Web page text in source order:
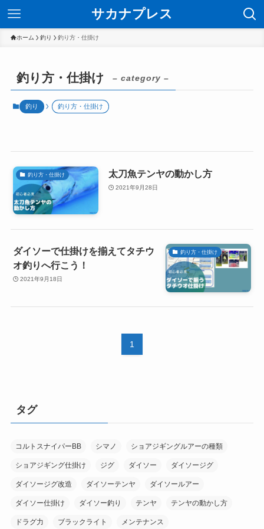
サカナプレス
ホーム 釣り 釣り方・仕掛け
釣り方・仕掛け – category –
釣り 釣り方・仕掛け
釣り方・仕掛け 太刀魚テンヤの動かし方
2021年9月28日
釣り方・仕掛け
ダイソーで仕掛けを揃えてタチウ
オ釣りへ行こう！
2021年9月18日
1
タグ
コルトスナイパーBB シマノ ショアジギングルアーの種類
ショアジギング仕掛け ジグ ダイソー ダイソージグ
ダイソージグ改造 ダイソーテンヤ ダイソールアー
ダイソー仕掛け ダイソー釣り テンヤ テンヤの動かし方
ドラグ力 ブラックライト メンテナンス